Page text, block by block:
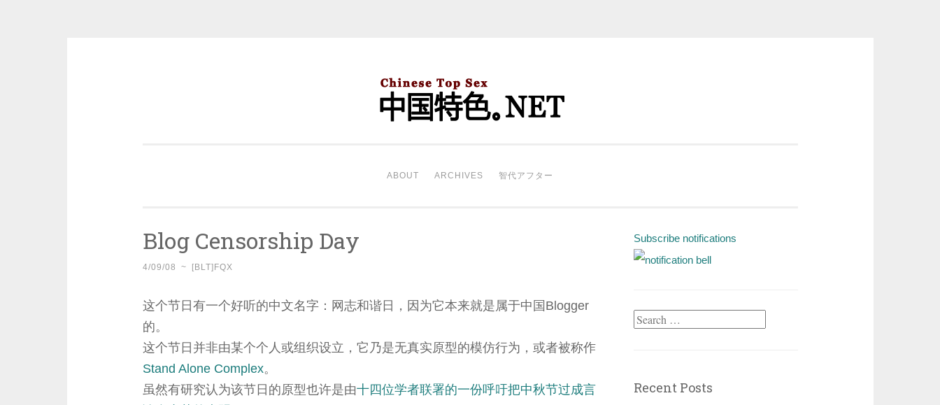
ABOUT ARCHIVES 智代アフター
Blog Censorship Day
4/09/08 ~ [BLT]FQX
这个节日有一个好听的中文名字：网志和谐日，因为它本来就是属于中国Blogger
的。
这个节日并非由某个个人或组织设立，它乃是无真实原型的模仿行为，或者被称作
Stand Alone Complex。
虽然有研究认为该节日的原型也许是由十四位学者联署的一份呼吁把中秋节过成言
Subscribe notifications
Search
Recent Posts